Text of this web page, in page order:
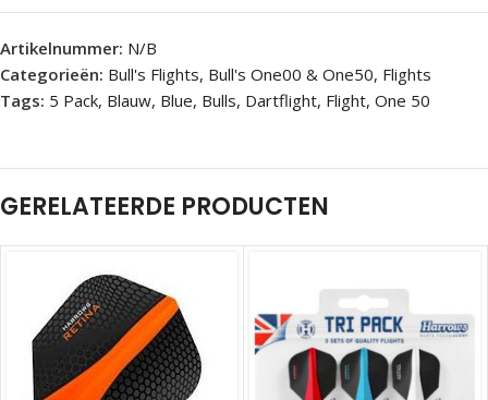
Artikelnummer: N/B
Categorieën: Bull's Flights, Bull's One00 & One50, Flights
Tags: 5 Pack, Blauw, Blue, Bulls, Dartflight, Flight, One 50
GERELATEERDE PRODUCTEN